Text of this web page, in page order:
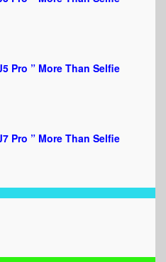
Pro ” More Than Selfie
Pro ” More Than Selfie